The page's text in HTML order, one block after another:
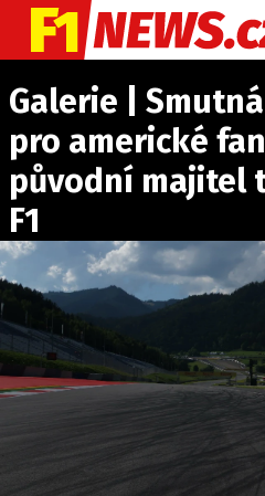
GRAND
PROFILY
PROFILY
SLEDUJTE NÁS
Galerie |
pro americké
původní majitel
F1